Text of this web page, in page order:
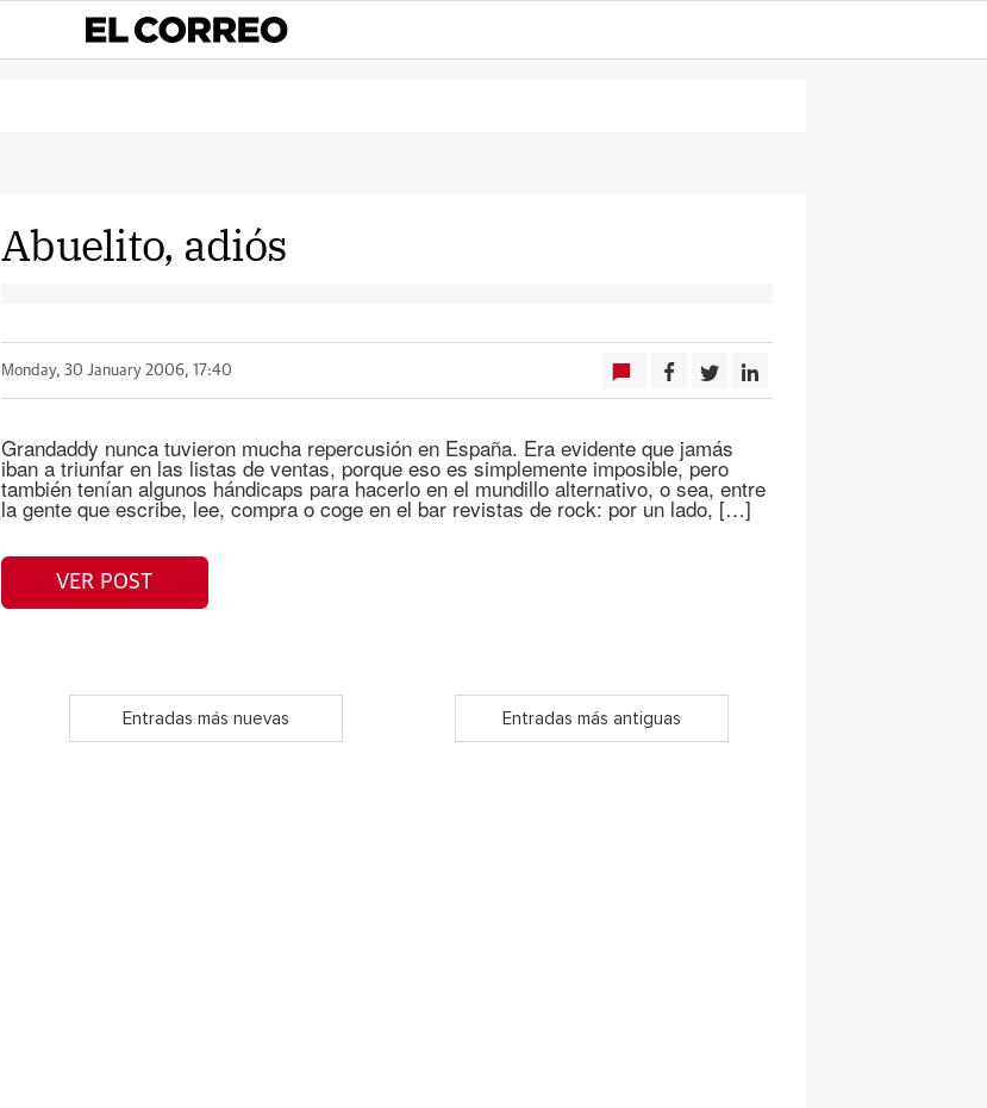
Abuelito, adiós
Monday, 30 January 2006, 17:40
Grandaddy nunca tuvieron mucha repercusión en España. Era evidente que jamás
iban a triunfar en las listas de ventas, porque eso es simplemente imposible, pero
también tenían algunos hándicaps para hacerlo en el mundillo alternativo, o sea, entre
la gente que escribe, lee, compra o coge en el bar revistas de rock: por un lado, […]
VER POST
Entradas más nuevas Entradas más antiguas